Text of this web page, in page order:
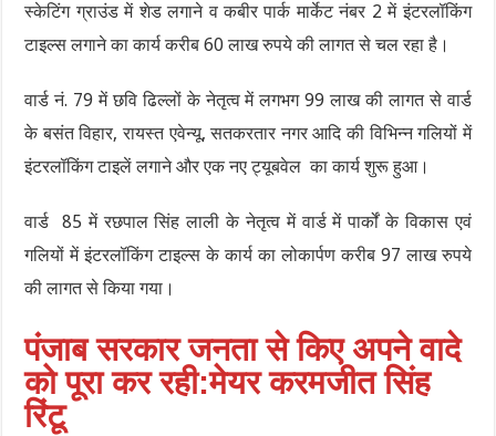
स्केटिंग ग्राउंड में शेड लगाने व कबीर पार्क मार्केट नंबर 2 में इंटरलॉकिंग
टाइल्स लगाने का कार्य करीब 60 लाख रुपये की लागत से चल रहा है।
वार्ड नं. 79 में छवि ढिल्लों के नेतृत्व में लगभग 99 लाख की लागत से वार्ड
के बसंत विहार, रायस्त एवेन्यू, सतकरतार नगर आदि की विभिन्न गलियों में
इंटरलॉकिंग टाइलें लगाने और एक नए ट्यूबवेल का कार्य शुरू हुआ।
वार्ड 85 में रछपाल सिंह लाली के नेतृत्व में वार्ड में पार्कों के विकास एवं
गलियों में इंटरलॉकिंग टाइल्स के कार्य का लोकार्पण करीब 97 लाख रुपये
की लागत से किया गया।
पंजाब सरकार जनता से किए अपने वादे
को पूरा कर रही:मेयर करमजीत सिंह
रिंटू